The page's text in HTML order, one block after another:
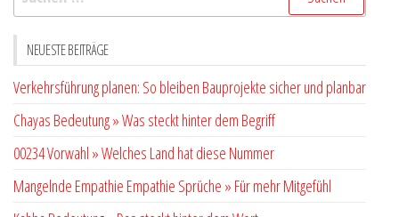
nach:
NEUESTE BEITRÄGE
Verkehrsführung planen: So bleiben Bauprojekte sicher und planbar
Chayas Bedeutung » Was steckt hinter dem Begriff
00234 Vorwahl » Welches Land hat diese Nummer
Mangelnde Empathie Empathie Sprüche » Für mehr Mitgefühl